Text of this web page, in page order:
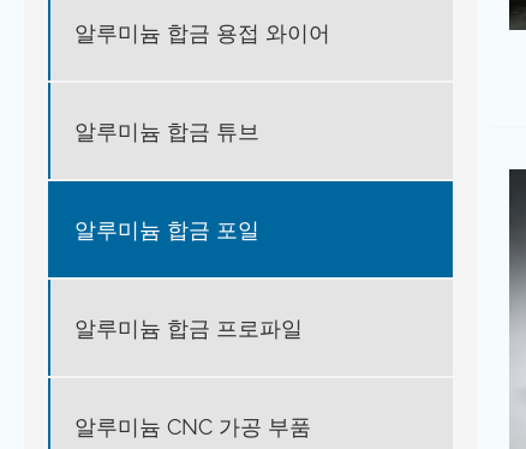
알루미늄 합금 용접 와이어
알루미늄 합금 튜브
알루미늄 합금 포일
알루미늄 합금 프로파일
알루미늄 CNC 가공 부품